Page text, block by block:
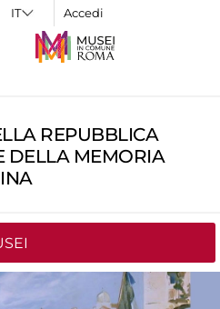
Accedi
REPUBBLICA
DELLA MEMORIA